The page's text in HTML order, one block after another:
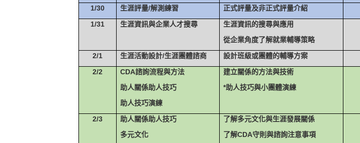
1/30
生涯評量/解測練習 正式評量及非正式評量介紹
1/31
生涯資訊與企業人才搜尋
生涯資訊的搜尋與應用
從企業角度了解就業輔導策略
2/1 生涯活動設計/生涯團體諮商 設計班級或團體的輔導方案
2/2 CDA諮詢流程與方法
助人關係助人技巧
助人技巧演練
建立關係的方法與技術
*助人技巧與小團體演練
2/3
助人關係助人技巧
多元文化
了解多元文化與生涯發展關係
了解CDA守則與諮詢注意事項